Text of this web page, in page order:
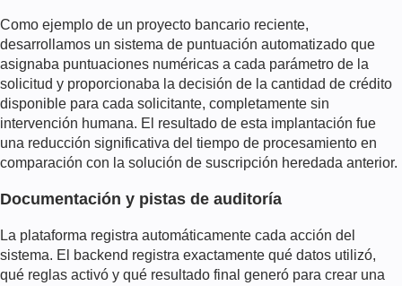
Como ejemplo de un proyecto bancario reciente,
desarrollamos un sistema de puntuación automatizado que
asignaba puntuaciones numéricas a cada parámetro de la
solicitud y proporcionaba la decisión de la cantidad de crédito
disponible para cada solicitante, completamente sin
intervención humana. El resultado de esta implantación fue
una reducción significativa del tiempo de procesamiento en
comparación con la solución de suscripción heredada anterior.
Documentación y pistas de auditoría
La plataforma registra automáticamente cada acción del
sistema. El backend registra exactamente qué datos utilizó,
qué reglas activó y qué resultado final generó para crear una